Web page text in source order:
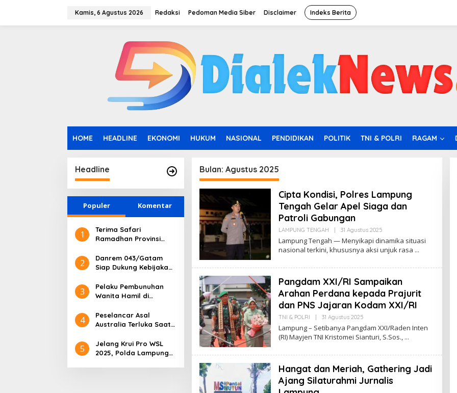
Kamis, 6 Agustus 2026 Redaksi Pedoman Media Siber Disclaimer Indeks Berita
HOME HEADLINE EKONOMI HUKUM NASIONAL PENDIDIKAN POLITIK TNI & POLRI RAGAM
Headline
Populer Komentar
1
Terima Safari
Ramadhan Provinsi
Ramadhan Provinsi
Lampung Salurkan
Masyarakat
2
Danrem 043/Gatam
Siap Dukung Kebijakan
Pembangunan di
Provinsi Lampung
3
Pelaku Pembunuhan
Wanita Hamil di
Ditangkap, Ternyata
Calon Suaminya Sendiri
4
Peselancar Asal
Australia Terluka Saat
Tim Dokkes Polri Sigap
Berikan Penanganan
5
Jelang Krui Pro WSL
2025, Polda Lampung
Bulan: Agustus 2025
Cipta Kondisi, Polres Lampung
Tengah Gelar Apel Siaga dan
Patroli Gabungan
LAMPUNG TENGAH | 31 Agustus 2025
E
H
A
K
S
Lampung Tengah — Menyikapi dinamika situasi
nasional terkini, khususnya aksi unjuk rasa
Pangdam XXI/RI Sampaikan
Arahan Perdana kepada Prajurit
dan PNS Jajaran Kodam XXI/RI
TNI & POLRI | 31 Agustus 2025
E
H
K
S
Lampung – Setibanya Pangdam XXI/Raden Inten
(RI) Mayjen TNI Kristomei Sianturi, S.Sos.,
Hangat dan Meriah, Gathering Jadi
Ajang Silaturahmi Jurnalis